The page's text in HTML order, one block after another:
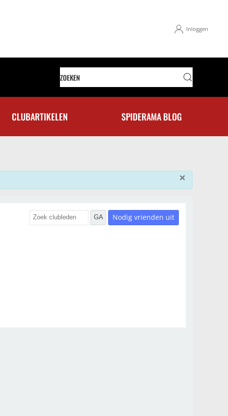
Inloggen
CLUBARTIKELEN SPIDERAMA BLOG
×
GA Nodig vrienden uit